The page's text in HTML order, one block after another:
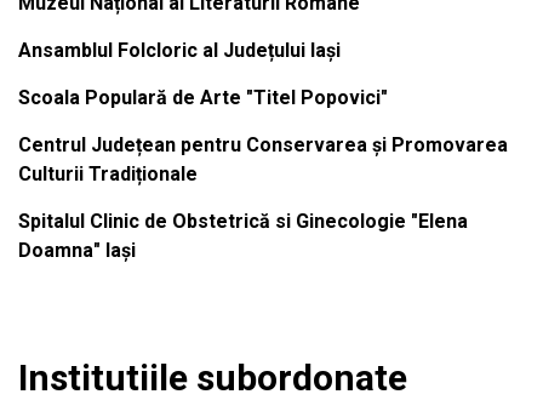
Ansamblul Folcloric al Județului Iași
Scoala Populară de Arte "Titel Popovici"
Centrul Județean pentru Conservarea și Promovarea
Culturii Tradiționale
Spitalul Clinic de Obstetrică si Ginecologie "Elena
Doamna" Iași
Institutiile subordonate